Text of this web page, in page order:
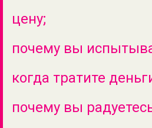
цену;
почему вы
когда тратите
почему вы